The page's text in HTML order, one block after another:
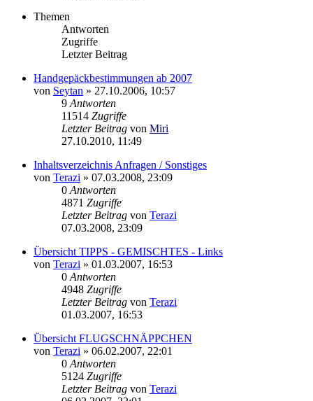
Themen
Antworten
Zugriffe
Letzter Beitrag
Handgepäckbestimmungen ab 2007
von Seytan » 27.10.2006, 10:57
9 Antworten
11514 Zugriffe
Letzter Beitrag von Miri
27.10.2010, 11:49
Inhaltsverzeichnis Anfragen / Sonstiges
von Terazi » 07.03.2008, 23:09
0 Antworten
4871 Zugriffe
Letzter Beitrag von Terazi
07.03.2008, 23:09
Übersicht TIPPS - GEMISCHTES - Links
von Terazi » 01.03.2007, 16:53
0 Antworten
4948 Zugriffe
Letzter Beitrag von Terazi
01.03.2007, 16:53
Übersicht FLUGSCHNÄPPCHEN
von Terazi » 06.02.2007, 22:01
0 Antworten
5124 Zugriffe
Letzter Beitrag von Terazi